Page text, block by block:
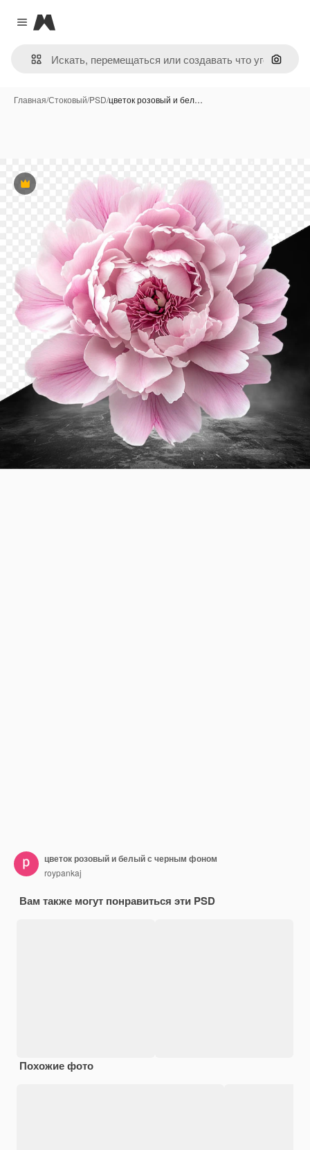
Close menu
Magnific
Поиск
Главная/Стоковый/PSD/цветок розовый и бел…
Премиум
цветок розовый и белый с черным фоном
roypankaj
Вам также могут понравиться эти PSD
Похожие фото